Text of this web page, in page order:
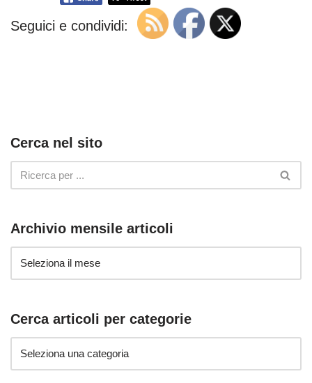
Seguici e condividi:
Cerca nel sito
Archivio mensile articoli
Cerca articoli per categorie